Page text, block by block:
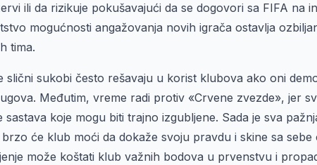
ili da rizikuje pokušavajući da se dogovori sa FIFA na
mogućnosti angažovanja novih igrača ostavlja
tima.
slični sukobi često rešavaju u korist klubova ako oni
Međutim, vreme radi protiv «Crvene zvezde», jer
sastava koje mogu biti trajno izgubljene. Sada je sva
će klub moći da dokaže svoju pravdu i skine sa sebe
može koštati klub važnih bodova u prvenstvu i